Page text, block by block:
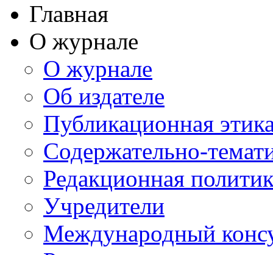
Главная
О журнале
О журнале
Об издателе
Публикационная
Содержательно-
Редакционная
Учредители
Международный